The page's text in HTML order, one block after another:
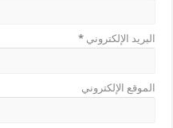
البريد الإلكتروني*
الموقع الإلكتروني